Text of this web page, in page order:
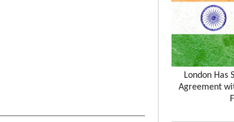
London Has
Agreement